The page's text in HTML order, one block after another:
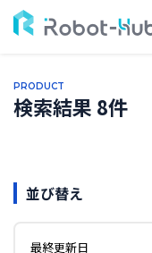
PRODUCT
検索結果 8件
並び替え